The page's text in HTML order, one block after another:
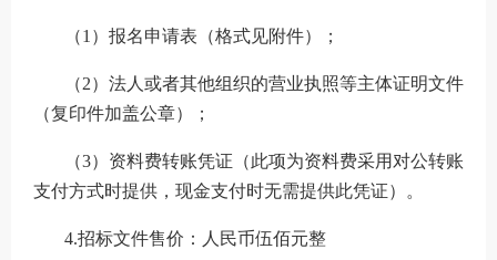
（1） 报名申请表（格式见附件） ；
（2） 法人或者其他组织的营业执照等主体证明文件
（复印件加盖公章）
；
（3）资料费转账凭证（此项为资料费采用对公转账
支付方式时提供，现金支付时无需提供此凭证）。
4.招标文件售价：人民币伍佰元整